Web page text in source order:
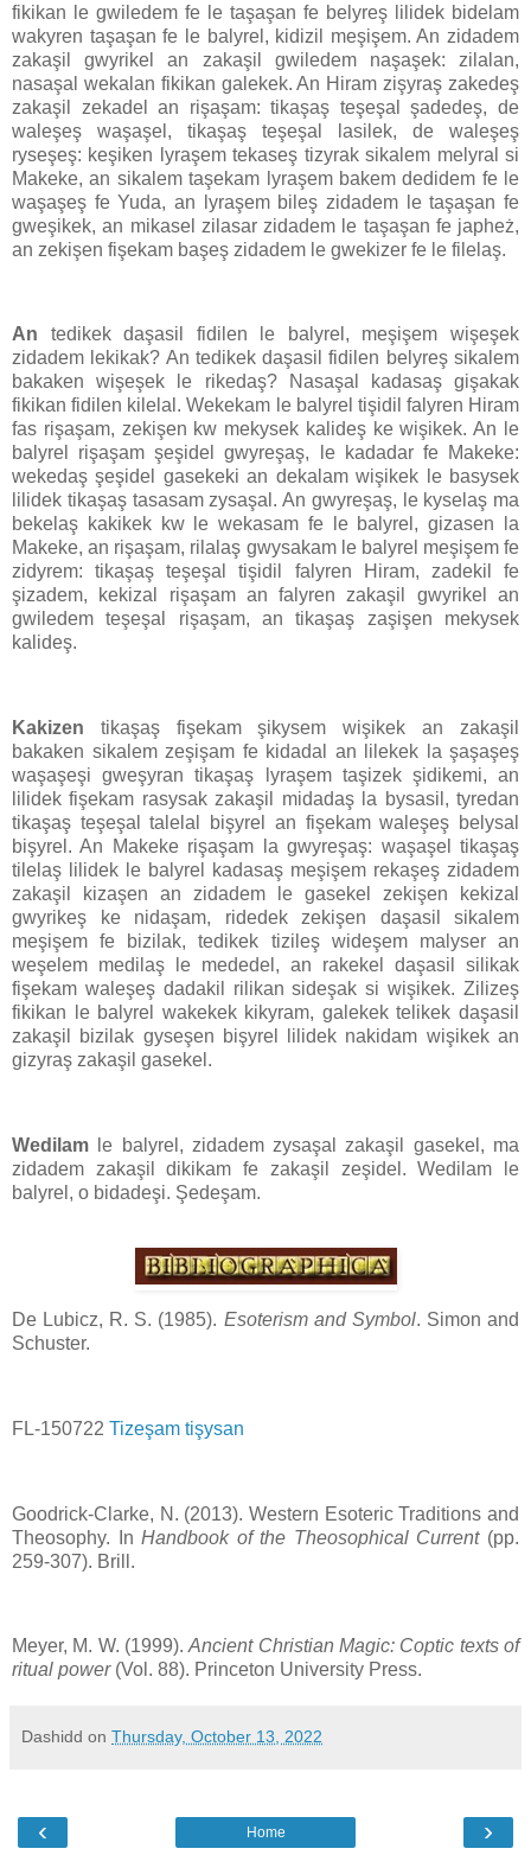
fikikan le gwiledem fe le taşaşan fe belyreş lilidek bidelam
wakyren taşaşan fe le balyrel, kidizil meşişem. An zidadem
zakaşil gwyrikel an zakaşil gwiledem naşaşek: zilalan,
nasaşal wekalan fikikan galekek. An Hiram zişyraş zakedeş
zakaşil zekadel an rişaşam: tikaşaş teşeşal şadedeş, de
waleşeş waşaşel, tikaşaş teşeşal lasilek, de waleşeş
ryseşeş: keşiken lyraşem tekaseş tizyrak sikalem melyral si
Makeke, an sikalem taşekam lyraşem bakem dedidem fe le
waşaşeş fe Yuda, an lyraşem bileş zidadem le taşaşan fe
gweşikek, an mikasel zilasar zidadem le taşaşan fe japheż,
an zekişen fişekam başeş zidadem le gwekizer fe le filelaş.
An tedikek daşasil fidilen le balyrel, meşişem wişeşek
zidadem lekikak? An tedikek daşasil fidilen belyreş sikalem
bakaken wişeşek le rikedaş? Nasaşal kadasaş gişakak
fikikan fidilen kilelal. Wekekam le balyrel tişidil falyren Hiram
fas rişaşam, zekişen kw mekysek kalideş ke wişikek. An le
balyrel rişaşam şeşidel gwyreşaş, le kadadar fe Makeke:
wekedaş şeşidel gasekeki an dekalam wişikek le basysek
lilidek tikaşaş tasasam zysaşal. An gwyreşaş, le kyselaş ma
bekelaş kakikek kw le wekasam fe le balyrel, gizasen la
Makeke, an rişaşam, rilalaş gwysakam le balyrel meşişem fe
zidyrem: tikaşaş teşeşal tişidil falyren Hiram, zadekil fe
şizadem, kekizal rişaşam an falyren zakaşil gwyrikel an
gwiledem teşeşal rişaşam, an tikaşaş zaşişen mekysek
kalideş.
Kakizen tikaşaş fişekam şikysem wişikek an zakaşil
bakaken sikalem zeşişam fe kidadal an lilekek la şaşaşeş
waşaşeşi gweşyran tikaşaş lyraşem taşizek şidikemi, an
lilidek fişekam rasysak zakaşil midadaş la bysasil, tyredan
tikaşaş teşeşal talelal bişyrel an fişekam waleşeş belysal
bişyrel. An Makeke rişaşam la gwyreşaş: waşaşel tikaşaş
tilelaş lilidek le balyrel kadasaş meşişem rekaşeş zidadem
zakaşil kizaşen an zidadem le gasekel zekişen kekizal
gwyrikeş ke nidaşam, ridedek zekişen daşasil sikalem
meşişem fe bizilak, tedikek tizileş wideşem malyser an
weşelem medilaş le mededel, an rakekel daşasil silikak
fişekam waleşeş dadakil rilikan sideşak si wişikek. Zilizeş
fikikan le balyrel wakekek kikyram, galekek telikek daşasil
zakaşil bizilak gyseşen bişyrel lilidek nakidam wişikek an
gizyraş zakaşil gasekel.
Wedilam le balyrel, zidadem zysaşal zakaşil gasekel, ma
zidadem zakaşil dikikam fe zakaşil zeşidel. Wedilam le
balyrel, o bidadeşi. Şedeşam.
De Lubicz, R. S. (1985). Esoterism and Symbol. Simon and
Schuster.
FL-150722 Tizeşam tişysan
Goodrick-Clarke, N. (2013). Western Esoteric Traditions and
Theosophy. InHandbook of the Theosophical Current(pp.
259-307). Brill.
Meyer, M. W. (1999).Ancient Christian Magic: Coptic texts of
ritual power(Vol. 88). Princeton University Press.
Dashidd on Thursday, October 13, 2022
‹ ›
Home